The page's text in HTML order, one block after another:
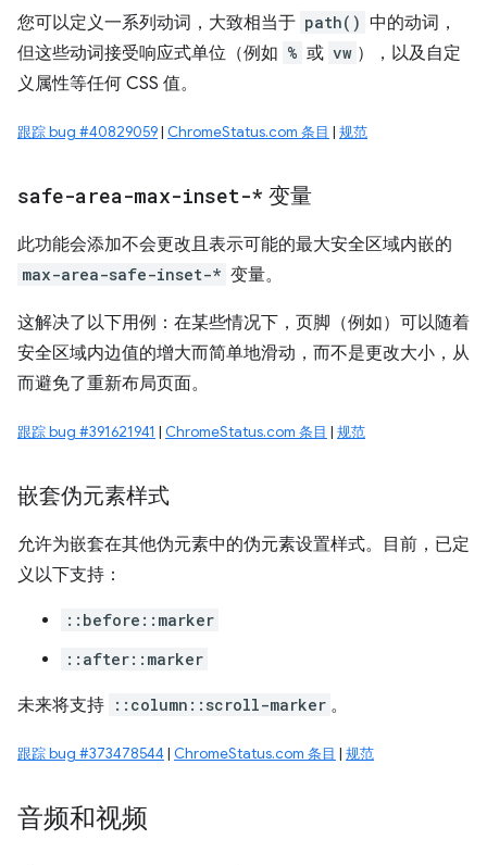
您可以定义一系列动词，大致相当于 path() 中的动词，
但这些动词接受响应式单位（例如 % 或 vw ），以及自定
义属性等任何 CSS 值。
跟踪 bug #40829059| ChromeStatus.com 条目 | 规范
safe-area-max-inset-* 变量
此功能会添加不会更改且表示可能的最大安全区域内嵌的
max-area-safe-inset-* 变量。
这解决了以下用例：在某些情况下，页脚（例如）可以随着
安全区域内边值的增大而简单地滑动，而不是更改大小，从
而避免了重新布局页面。
跟踪 bug #391621941 | ChromeStatus.com 条目 | 规范
嵌套伪元素样式
允许为嵌套在其他伪元素中的伪元素设置样式。目前，已定
义以下支持：
::before::marker
::after::marker
未来将支持 ::column::scroll-marker 。
跟踪 bug #373478544 | ChromeStatus.com 条目 | 规范
音频和视频